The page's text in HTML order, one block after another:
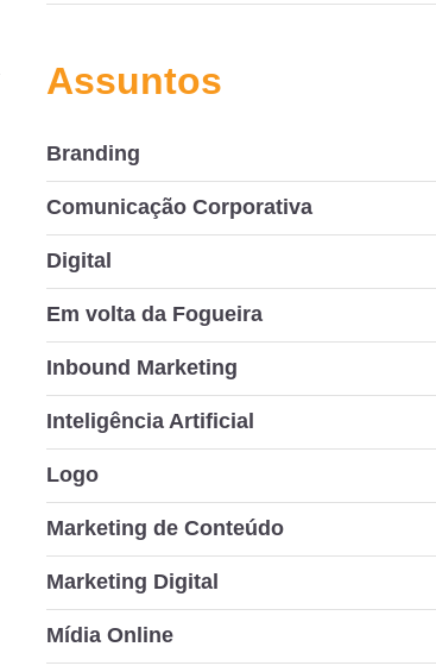
Assuntos
Branding
Comunicação Corporativa
Digital
Em volta da Fogueira
Inbound Marketing
Inteligência Artificial
Logo
Marketing de Conteúdo
Marketing Digital
Mídia Online